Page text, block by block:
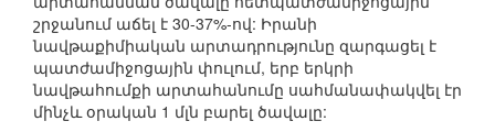
շրջանում աճել է 30-37%-ով: Իրանի
նավթաքիմիական արտադրությունը զարգացել է
պատժամիջոցային փուլում, երբ երկրի
նավթահումքի արտահանումը սահմանափակվել էր
մինչև օրական 1 մլն բարել ծավալը: